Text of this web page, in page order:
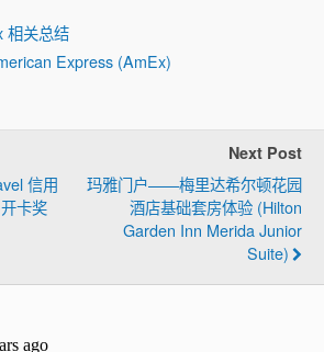
相关总结
Express (AmEx)
信用
卡奖
Next Post
玛雅门户——梅里达希尔顿花园
酒店基础套房体验 (Hilton
Garden Inn Merida Junior
Suite)